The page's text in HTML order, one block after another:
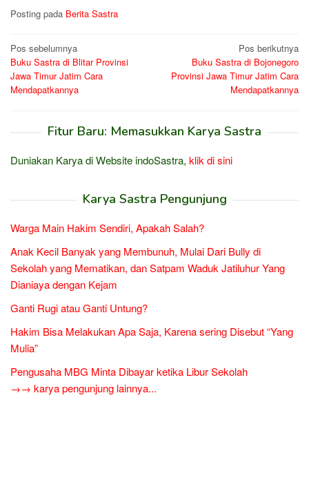
Posting pada Berita Sastra
Navigasi
pos
Pos sebelumnya
Buku Sastra di Blitar Provinsi
Jawa Timur Jatim Cara
Mendapatkannya
Pos berikutnya
Buku Sastra di Bojonegoro
Provinsi Jawa Timur Jatim Cara
Mendapatkannya
Fitur Baru: Memasukkan Karya Sastra
Duniakan Karya di Website indoSastra, klik di sini
Karya Sastra Pengunjung
Warga Main Hakim Sendiri, Apakah Salah?
Anak Kecil Banyak yang Membunuh, Mulai Dari Bully di
Sekolah yang Mematikan, dan Satpam Waduk Jatiluhur Yang
Dianiaya dengan Kejam
Ganti Rugi atau Ganti Untung?
Hakim Bisa Melakukan Apa Saja, Karena sering Disebut “Yang
Mulia”
Pengusaha MBG Minta Dibayar ketika Libur Sekolah
→→ karya pengunjung lainnya...